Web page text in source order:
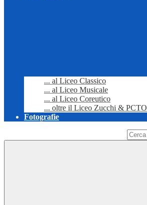
... al Liceo Classico
... al Liceo Musicale
... al Liceo Coreutico
... oltre il Liceo Zucchi & PCTO
Fotografie